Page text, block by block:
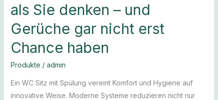
als Sie denken – und
Gerüche gar nicht erst
Chance haben
Produkte / admin
Ein WC Sitz mit Spülung vereint Komfort und Hygiene auf
innovative Weise. Moderne Systeme reduzieren nicht nur